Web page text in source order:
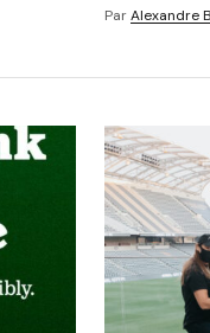
ParAlexandre